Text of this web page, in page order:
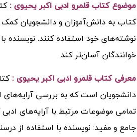
موضوع کتاب قلمرو ادبی اکبر یحیوی :
کتاب به دانش‌آموزان و دانشجویان کمک
نوشته‌های خود استفاده کنند. نویسنده
خوانندگان آسان‌تر کند.
معرفی کتاب قلمرو ادبی اکبر یحیوی :
دانشجویان است که به بررسی آرایه‌های
تمامی موضوعات مرتبط با آرایه‌های
جامع و مفید: نویسنده با استفاده از